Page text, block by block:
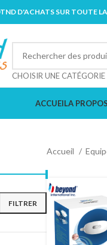
D'ACHATS SUR TOUTE
CHOISIR UNE CATÉGORIE
ACCUEILA
FILTRER
Accueil